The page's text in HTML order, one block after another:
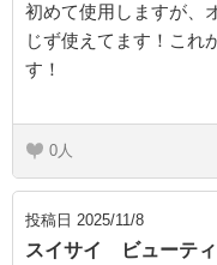
初めて使用しますが、
じず使えてます！これ
す！
0
投稿日 2025/11/8
スイサイ ビューテ